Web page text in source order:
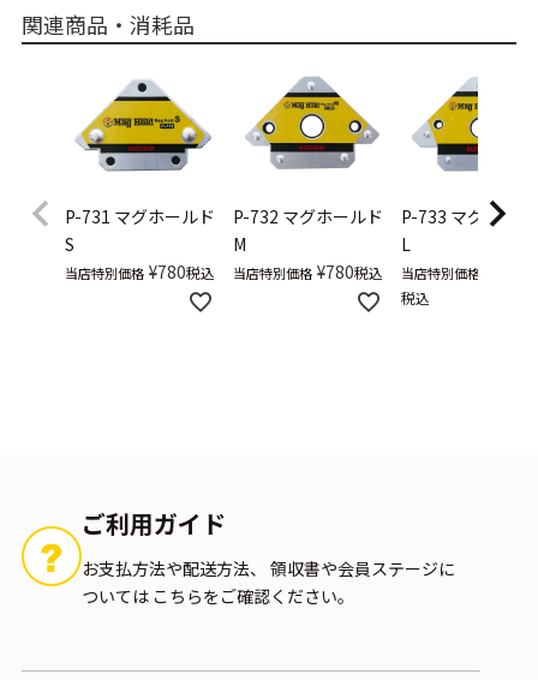
関連商品・消耗品
P-731 マグホールド
S
当店特別価格 ¥780税込
P-732 マグホールド
M
当店特別価格 ¥780税込
P-733 マグホー
L
当店特別価格
税込
ご利用ガイド
お支払方法や配送方法、 領収書や会員ステージに
ついては こちらをご確認ください。